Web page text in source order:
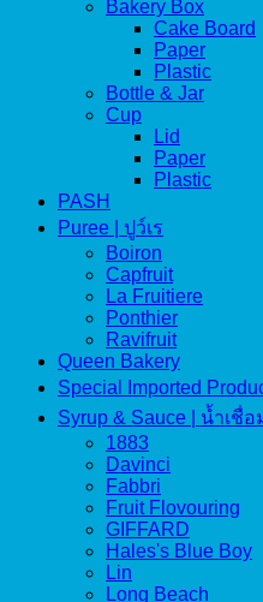
Bakery Box
Cake Board
Paper
Plastic
Bottle & Jar
Cup
Lid
Paper
Plastic
PASH
Puree | ปูว์เร
Boiron
Capfruit
La Fruitiere
Ponthier
Ravifruit
Queen Bakery
Special Imported
Syrup & Sauce | น้ำเชื่อ
1883
Davinci
Fabbri
Fruit Flovouring
GIFFARD
Hales's Blue Boy
Lin
Long Beach